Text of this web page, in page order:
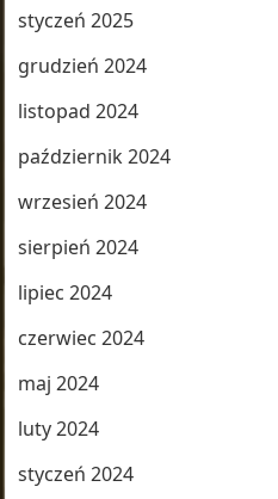
styczeń 2025
grudzień 2024
listopad 2024
październik 2024
wrzesień 2024
sierpień 2024
lipiec 2024
czerwiec 2024
maj 2024
luty 2024
styczeń 2024